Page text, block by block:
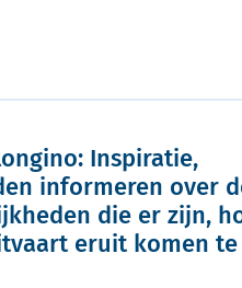
Inspiratie,
informeren over
die er zijn,
eruit komen te